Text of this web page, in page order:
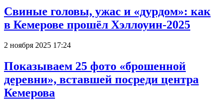
Свиные головы, ужас и «дурдом»: как
в Кемерове прошёл Хэллоуин-2025
2 ноября 2025 17:24
Показываем 25 фото «брошенной
деревни», вставшей посреди центра
Кемерова